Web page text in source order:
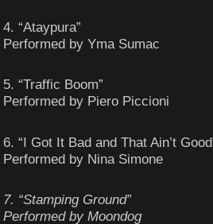
4. “Ataypura”
Performed by Yma Sumac
5. “Traffic Boom”
Performed by Piero Piccioni
6. “I Got It Bad and That Ain’t
Performed by Nina Simone
7. “Stamping Ground”
Performed by Moondog